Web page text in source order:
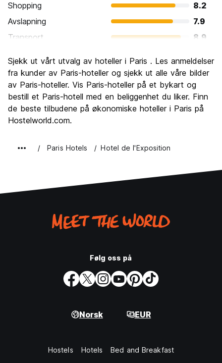
Shopping
8.2
Avslapning
7.9
Transport
8.9
Kultur
9.4
Feste
7.9
Verdi for pengene
6.7
Sjekk ut vårt utvalg av hoteller i Paris . Les anmeldelser
fra kunder av Paris-hoteller og sjekk ut alle våre bilder
av Paris-hoteller. Vis Paris-hoteller på et bykart og
bestill et Paris-hotell med en beliggenhet du liker. Finn
de beste tilbudene på økonomiske hoteller i Paris på
Hostelworld.com.
Paris Hotels Hotel de l'Exposition
Følg oss på
Norsk EUR
Hostels Hotels Bed and Breakfast